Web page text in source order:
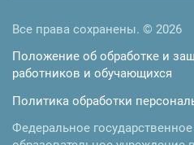
Все права сохранены. © 2026
Положение об обработке и
работников и обучающихся
Политика обработки
Федеральное